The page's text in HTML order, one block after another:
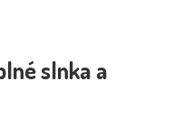
slnka a